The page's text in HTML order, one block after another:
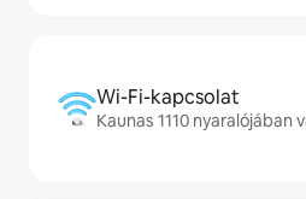
Wi-Fi-kapcsolat
Kaunas 1110 nyaralójában